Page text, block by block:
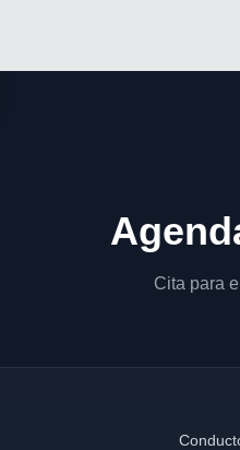
Cita para el